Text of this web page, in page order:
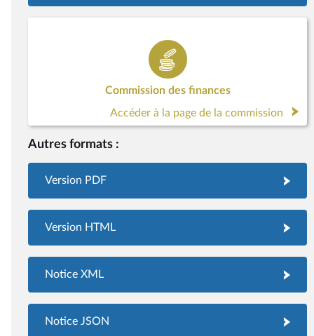
Commission des finances
Accéder à la page de la commission
Autres formats :
Version PDF
Version HTML
Notice XML
Notice JSON